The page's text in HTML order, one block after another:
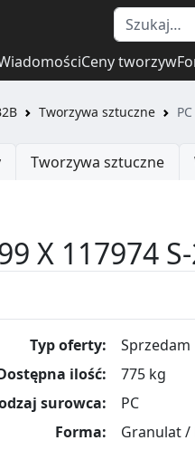
Ceny tworzyw
Tworzywa sztuczne
Tworzywa sztuczne
X 117974
Typ oferty:
Sprzedam
ilość:
775 kg
surowca:
PC
Forma:
Granulat /